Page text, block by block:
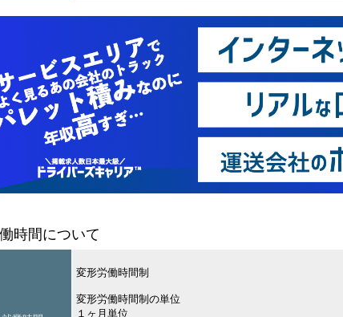
時間について
変形労働時間制
変形労働時間制の単位
１ヶ月単位